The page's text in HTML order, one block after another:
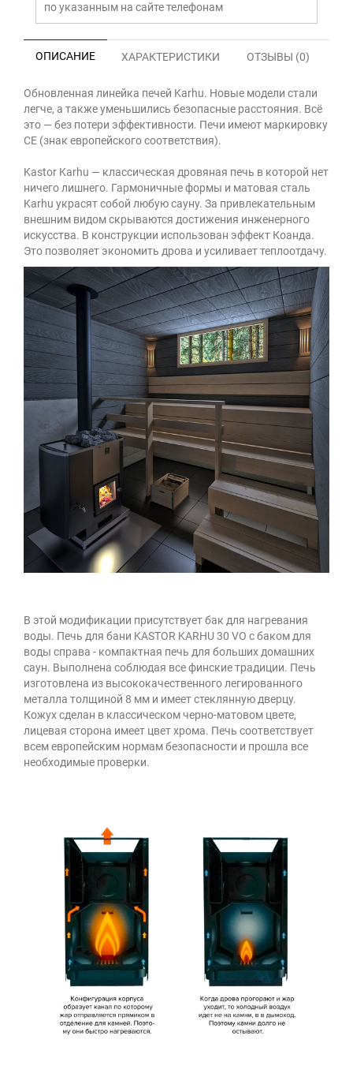
по указанным на сайте телефонам
ОПИСАНИЕ ХАРАКТЕРИСТИКИ ОТЗЫВЫ (0)
Обновленная линейка печей Karhu. Новые модели стали
легче, а также уменьшились безопасные расстояния. Всё
это — без потери эффективности. Печи имеют маркировку
CE (знак европейского соответствия).
Kastor Karhu — классическая дровяная печь в которой нет
ничего лишнего. Гармоничные формы и матовая сталь
Karhu украсят собой любую сауну. За привлекательным
внешним видом скрываются достижения инженерного
искусства. В конструкции использован эффект Коанда.
Это позволяет экономить дрова и усиливает теплоотдачу.
В этой модификации присутствует бак для нагревания
воды. Печь для бани KASTOR KARHU 30 VO с баком для
воды справа - компактная печь для больших домашних
саун. Выполнена соблюдая все финские традиции. Печь
изготовлена из высококачественного легированного
металла толщиной 8 мм и имеет стеклянную дверцу.
Кожух сделан в классическом черно-матовом цвете,
лицевая сторона имеет цвет хрома. Печь соответствует
всем европейским нормам безопасности и прошла все
необходимые проверки.